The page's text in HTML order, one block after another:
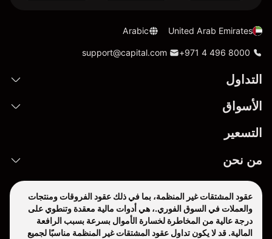
United Arab Emirates
Arabic
+971 4 496 8000
support@capital.com
التداول
الأسواق
التسعير
من نحن
عقود المشتقات غير المنظمة، بما في ذلك عقود الفروقات ومنتجات
والعملات في السوق الفوري.، هي أدوات مالية معقدة وتنطوي على
درجة عالية من المخاطرة لخسارة الأموال بسرعة بسبب الرافعة
المالية. قد لا يكون تداول عقود المشتقات غير المنظمة مناسبًا لجميع